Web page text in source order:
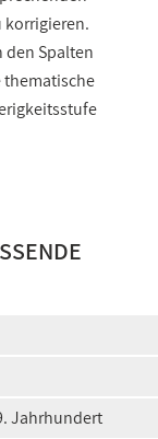
korrigieren.
den Spalten
thematische
Jahrhundert